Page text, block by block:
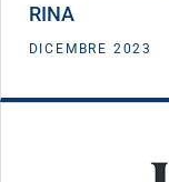
RINA
DICEMBRE 2023
VEDI DETTAGLIO
HNH Hospitality